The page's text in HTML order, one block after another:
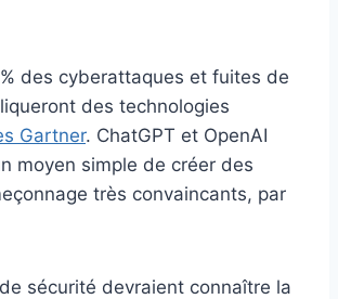
des cyberattaques et fuites de
des technologies
Gartner. ChatGPT et OpenAI
moyen simple de créer des
très convaincants, par
sécurité devraient connaître la